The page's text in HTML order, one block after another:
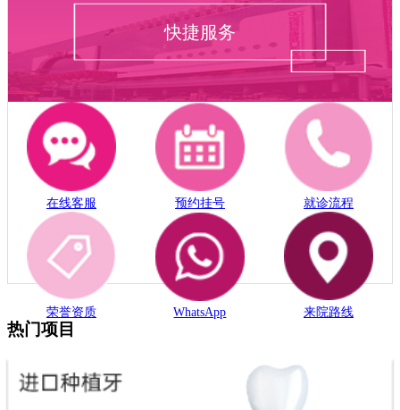
快捷服务
在线客服 预约挂号 就诊流程
荣誉资质 WhatsApp 来院路线
热门项目